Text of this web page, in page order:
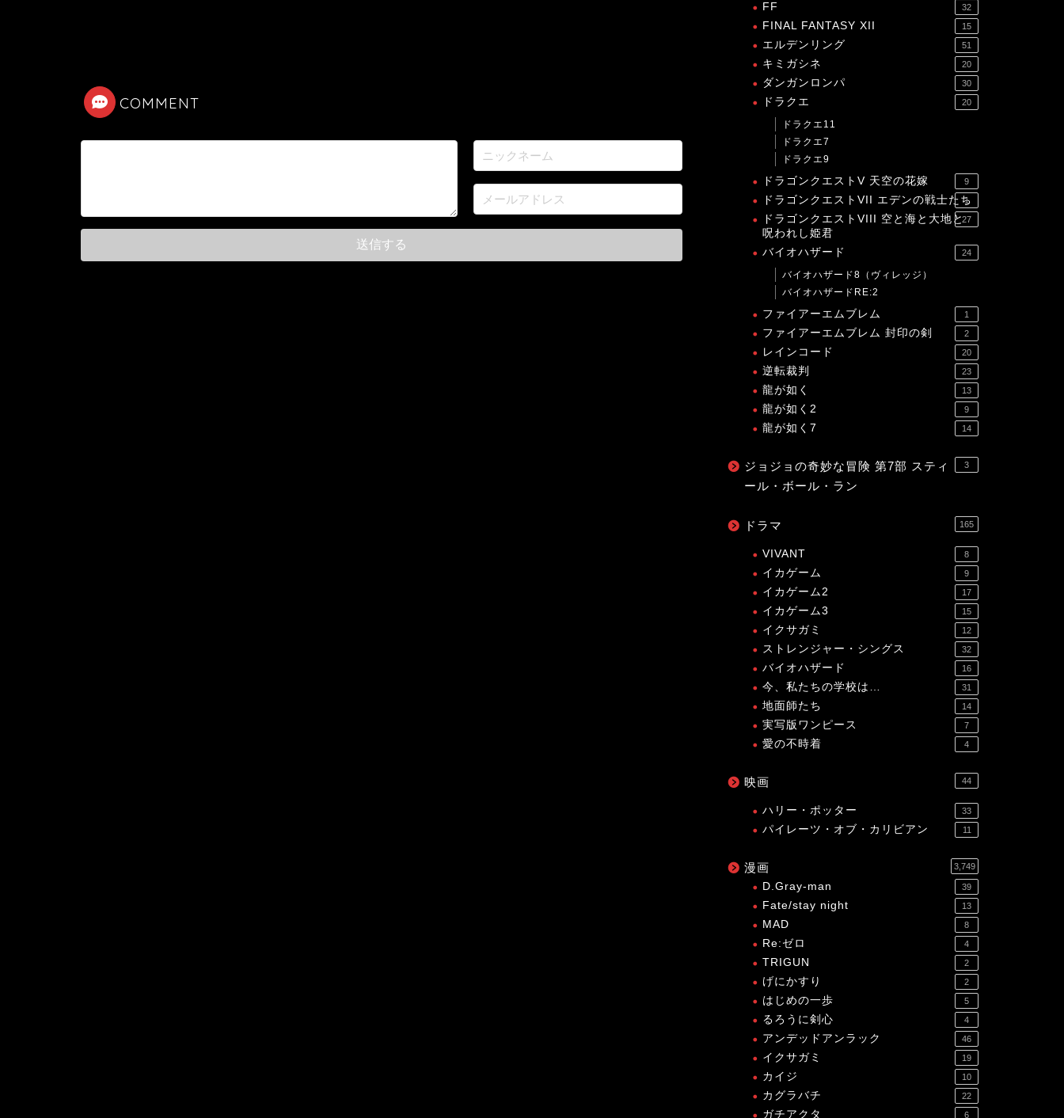
COMMENT
FF 32
FINAL FANTASY XII 15
エルデンリング 51
キミガシネ 20
ダンガンロンパ 30
ドラクエ 20
ドラクエ11
ドラクエ7
ドラクエ9
ドラゴンクエストV 天空の花嫁 9
ドラゴンクエストVII エデンの戦士たち
1
ドラゴンクエストVIII 空と海と大地と
呪われし姫君
27
バイオハザード 24
バイオハザード8（ヴィレッジ）
バイオハザードRE:2
ファイアーエムブレム 1
ファイアーエムブレム 封印の剣 2
レインコード 20
逆転裁判 23
龍が如く 13
龍が如く2 9
龍が如く7 14
ジョジョの奇妙な冒険 第7部 スティ
ール・ボール・ラン
3
ドラマ 165
VIVANT 8
イカゲーム 9
イカゲーム2 17
イカゲーム3 15
イクサガミ 12
ストレンジャー・シングス 32
バイオハザード 16
今、私たちの学校は… 31
地面師たち 14
実写版ワンピース 7
愛の不時着 4
映画 44
ハリー・ポッター 33
パイレーツ・オブ・カリビアン 11
漫画 3,749
D.Gray-man 39
Fate/stay night 13
MAD 8
Re:ゼロ 4
TRIGUN 2
げにかすり 2
はじめの一歩 5
るろうに剣心 4
アンデッドアンラック 46
イクサガミ 19
カイジ 10
カグラバチ 22
ガチアクタ 6